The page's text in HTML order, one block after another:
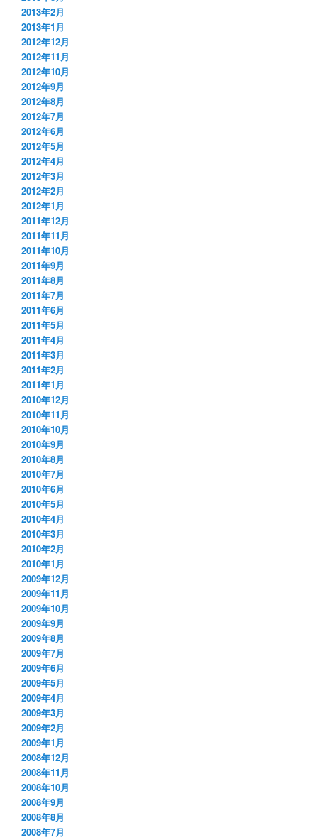
2013年2月
2013年1月
2012年12月
2012年11月
2012年10月
2012年9月
2012年8月
2012年7月
2012年6月
2012年5月
2012年4月
2012年3月
2012年2月
2012年1月
2011年12月
2011年11月
2011年10月
2011年9月
2011年8月
2011年7月
2011年6月
2011年5月
2011年4月
2011年3月
2011年2月
2011年1月
2010年12月
2010年11月
2010年10月
2010年9月
2010年8月
2010年7月
2010年6月
2010年5月
2010年4月
2010年3月
2010年2月
2010年1月
2009年12月
2009年11月
2009年10月
2009年9月
2009年8月
2009年7月
2009年6月
2009年5月
2009年4月
2009年3月
2009年2月
2009年1月
2008年12月
2008年11月
2008年10月
2008年9月
2008年8月
2008年7月